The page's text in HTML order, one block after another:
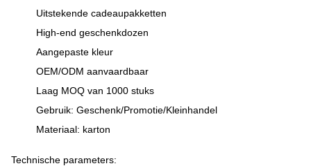
Uitstekende cadeaupakketten
High-end geschenkdozen
Aangepaste kleur
OEM/ODM aanvaardbaar
Laag MOQ van 1000 stuks
Gebruik: Geschenk/Promotie/Kleinhandel
Materiaal: karton
Technische parameters: